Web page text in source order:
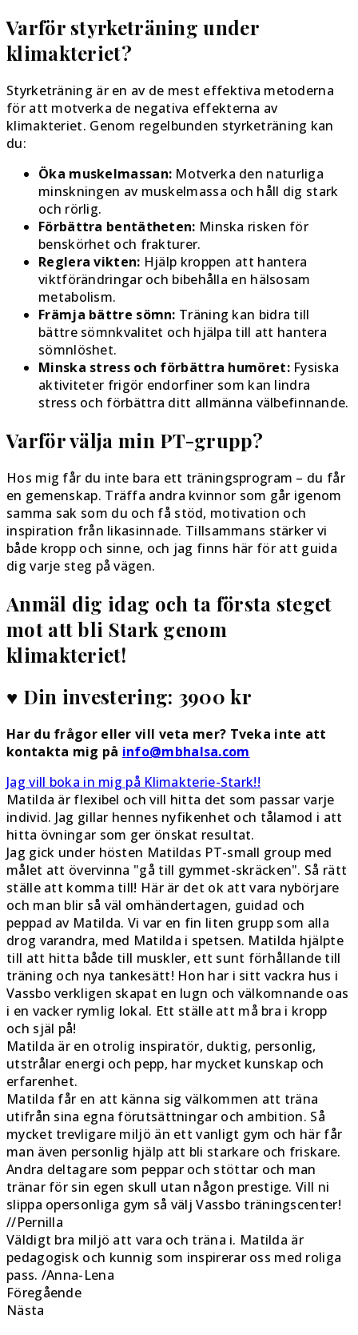
Varför styrketräning under
klimakteriet?
Styrketräning är en av de mest effektiva metoderna
för att motverka de negativa effekterna av
klimakteriet. Genom regelbunden styrketräning kan
du:
Öka muskelmassan: Motverka den naturliga
minskningen av muskelmassa och håll dig stark
och rörlig.
Förbättra bentätheten: Minska risken för
benskörhet och frakturer.
Reglera vikten: Hjälp kroppen att hantera
viktförändringar och bibehålla en hälsosam
metabolism.
Främja bättre sömn: Träning kan bidra till
bättre sömnkvalitet och hjälpa till att hantera
sömnlöshet.
Minska stress och förbättra humöret:Fysiska
aktiviteter frigör endorfiner som kan lindra
stress och förbättra ditt allmänna välbefinnande.
Varför välja min PT-grupp?
Hos mig får du inte bara ett träningsprogram – du får
en gemenskap. Träffa andra kvinnor som går igenom
samma sak som du och få stöd, motivation och
inspiration från likasinnade. Tillsammans stärker vi
både kropp och sinne, och jag finns här för att guida
dig varje steg på vägen.
Anmäl dig idag och ta första steget
mot att bli Stark genom
klimakteriet!
♥ Din investering: 3900 kr
Har du frågor eller vill veta mer? Tveka inte att
kontakta mig på info@mbhalsa.com
Jag vill boka in mig på Klimakterie-Stark!!
Matilda är flexibel och vill hitta det som passar varje
individ. Jag gillar hennes nyfikenhet och tålamod i att
hitta övningar som ger önskat resultat.
Jag gick under hösten Matildas PT-small group med
målet att övervinna "gå till gymmet-skräcken". Så rätt
ställe att komma till! Här är det ok att vara nybörjare
och man blir så väl omhändertagen, guidad och
peppad av Matilda. Vi var en fin liten grupp som alla
drog varandra, med Matilda i spetsen. Matilda hjälpte
till att hitta både till muskler, ett sunt förhållande till
träning och nya tankesätt! Hon har i sitt vackra hus i
Vassbo verkligen skapat en lugn och välkomnande oas
i en vacker rymlig lokal. Ett ställe att må bra i kropp
och själ på!
Matilda är en otrolig inspiratör, duktig, personlig,
utstrålar energi och pepp, har mycket kunskap och
erfarenhet.
Matilda får en att känna sig välkommen att träna
utifrån sina egna förutsättningar och ambition. Så
mycket trevligare miljö än ett vanligt gym och här får
man även personlig hjälp att bli starkare och friskare.
Andra deltagare som peppar och stöttar och man
tränar för sin egen skull utan någon prestige. Vill ni
slippa opersonliga gym så välj Vassbo träningscenter!
//Pernilla
Väldigt bra miljö att vara och träna i. Matilda är
pedagogisk och kunnig som inspirerar oss med roliga
pass. /Anna-Lena
Föregående
Nästa